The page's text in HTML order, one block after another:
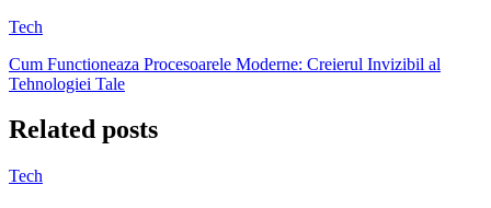
Tech
Cum Functioneaza Procesoarele Moderne: Creierul Invizibil al
Tehnologiei Tale
Related posts
Tech